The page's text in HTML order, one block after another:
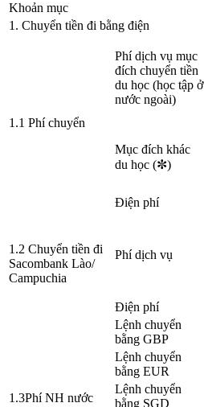
Khoản mục
1. Chuyển tiền đi bằng điện
1.1 Phí chuyển
Phí dịch vụ mục
đích chuyển tiền
du học (học tập ở
nước ngoài)
Mục đích khác
du học (✼)
Điện phí
1.2 Chuyển tiền đi
Sacombank Lào/
Campuchia
Phí dịch vụ
Điện phí
1.3Phí NH nước
Lệnh chuyển
bằng GBP
Lệnh chuyển
bằng EUR
Lệnh chuyển
bằng SGD